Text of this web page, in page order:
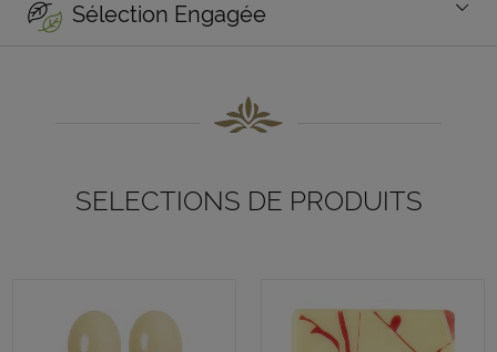
Sélection Engagée
SELECTIONS DE PRODUITS